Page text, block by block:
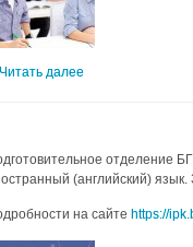
Читать далее
отделение
(английский)
на сайте https://